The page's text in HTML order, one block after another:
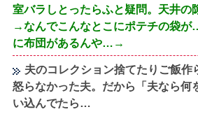
室バラしとったらふと疑問。天井の
→なんでこんなとこにポテチの袋
に布団があるんや…→
夫のコレクション捨てたりご飯作
怒らなかった夫。だから「夫なら何
い込んでたら…